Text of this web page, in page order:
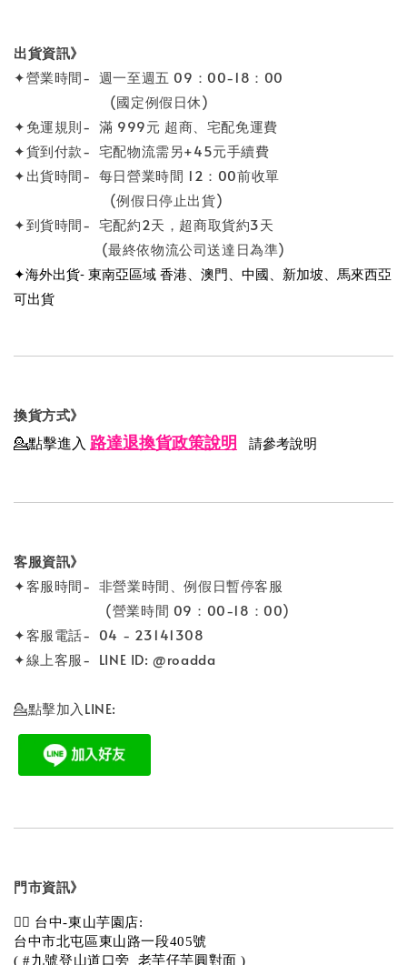
出貨資訊》
✦營業時間- 週一至週五 09：00-18：00
(國定例假日休)
✦免運規則- 滿 999元 超商、宅配免運費
✦貨到付款- 宅配物流需另+45元手續費
✦出貨時間- 每日營業時間 12：00前收單
(例假日停止出貨)
✦到貨時間- 宅配約2天，超商取貨約3天
(最終依物流公司送達日為準)
✦海外出貨- 東南亞區域 香港、澳門、中國、新加坡、馬來西亞
可出貨
換貨方式》
💁點擊進入 路達退換貨政策說明 請參考說明
客服資訊》
✦客服時間- 非營業時間、例假日暫停客服
(營業時間 09：00-18：00)
✦客服電話- 04 - 23141308
✦線上客服- LINE ID: @roadda
💁點擊加入LINE:
門市資訊》
💁‍♀️ 台中-東山芋園店:
台中市北屯區東山路一段405號
( #九號登山道口旁_老芋仔芋圓對面 )